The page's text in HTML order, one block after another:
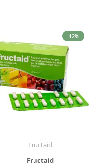
-12%
Fructaid
Fructaid